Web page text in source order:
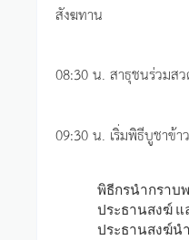
สังฆทาน
08:30 น. สาธุชนร่วมส
09:30 น. เริ่มพิธีบูชาข้า
พิธีกรนำกราบ
ประธานสงฆ์
ประธานสงฆ์น